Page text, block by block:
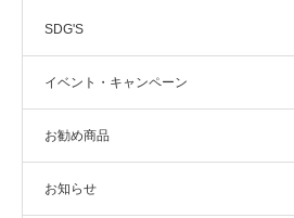
SDG'S
イベント・キャンペーン
お勧め商品
お知らせ